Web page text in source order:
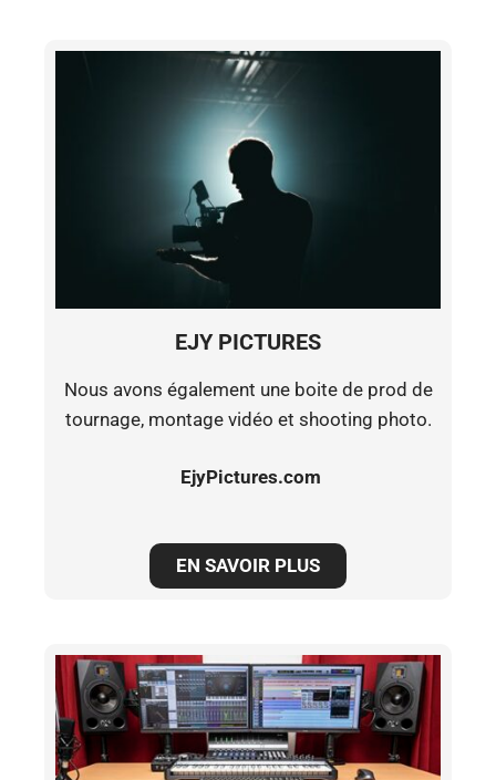
EJY PICTURES
Nous avons également une boite de prod de
tournage, montage vidéo et shooting photo.
EjyPictures.com
EN SAVOIR PLUS